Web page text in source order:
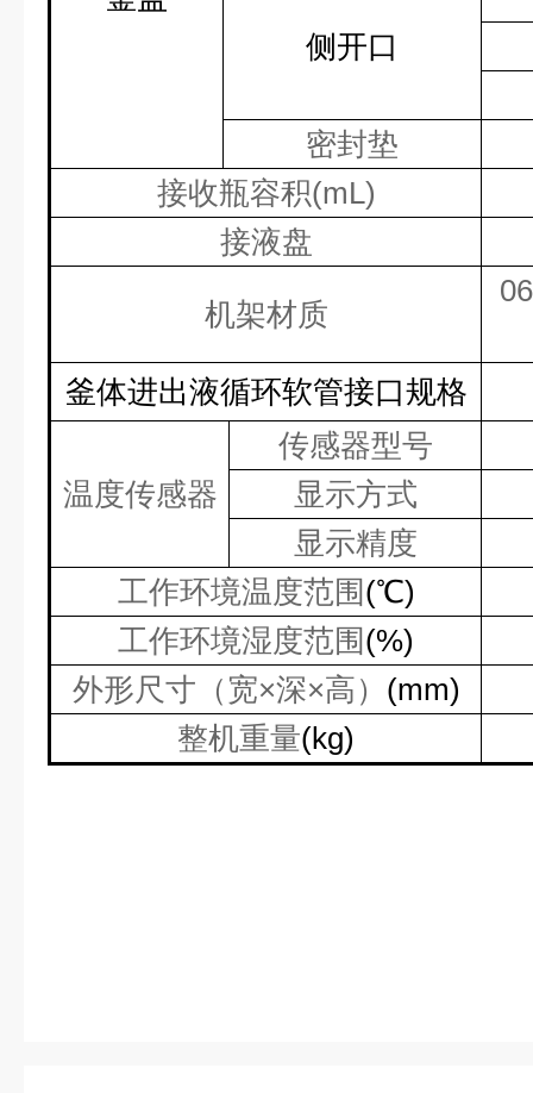
侧开口
密封垫
接收瓶容积(mL)
接液盘
机架材质
釜体进出液循环软管接口规格
温度传感器
传感器型号
显示方式
显示精度
工作环境温度范围(℃)
工作环境湿度范围(%)
外形尺寸（宽×深×高） (mm)
整机重量(kg)